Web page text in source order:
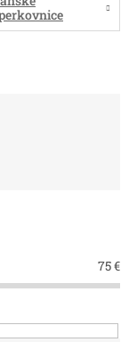
75€